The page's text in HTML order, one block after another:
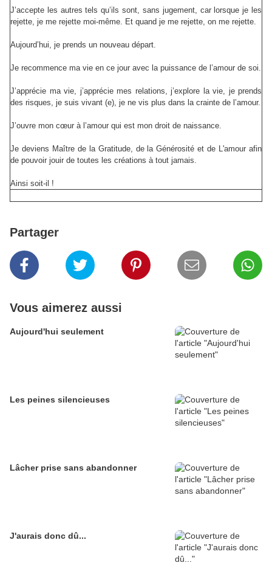
J’accepte les autres tels qu’ils sont, sans jugement, car lorsque je les
rejette, je me rejette moi-même. Et quand je me rejette, on me rejette.
Aujourd’hui, je prends un nouveau départ.
Je recommence ma vie en ce jour avec la puissance de l’amour de soi.
J’apprécie ma vie, j’apprécie mes relations, j’explore la vie, je prends
des risques, je suis vivant (e), je ne vis plus dans la crainte de l’amour.
J’ouvre mon cœur à l’amour qui est mon droit de naissance.
Je deviens Maître de la Gratitude, de la Générosité et de L'amour afin
de pouvoir jouir de toutes les créations à tout jamais.
Ainsi soit-il !
Partager
Vous aimerez aussi
Aujourd'hui seulement
Les peines silencieuses
Lâcher prise sans abandonner
J'aurais donc dû...